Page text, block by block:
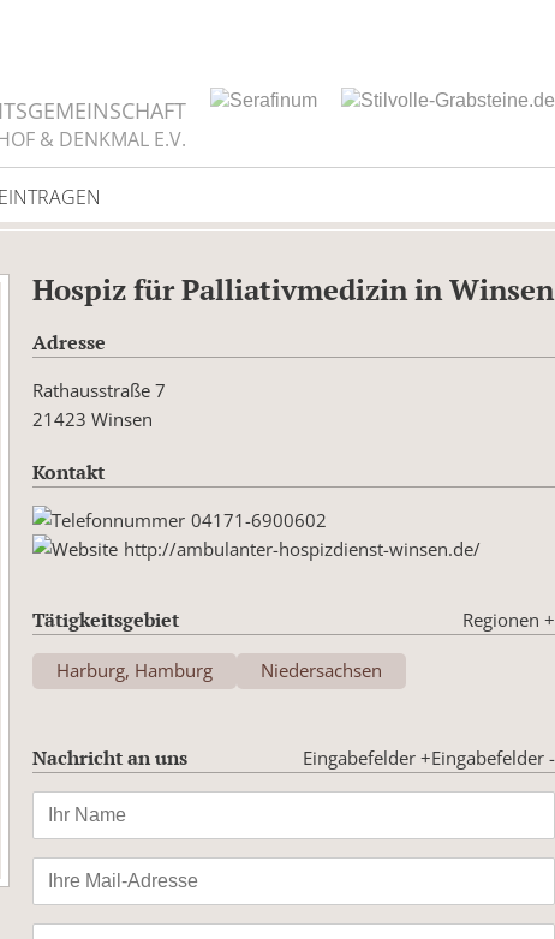
& DENKMAL E.V.
Hospiz für Palliativmedizin in Winsen
Adresse
Rathausstraße 7
21423 Winsen
Kontakt
04171-6900602
http://ambulanter-hospizdienst-winsen.de/
Tätigkeitsgebiet Regionen +
Harburg, Hamburg Niedersachsen
Nachricht an uns Eingabefelder -
Eingabefelder +